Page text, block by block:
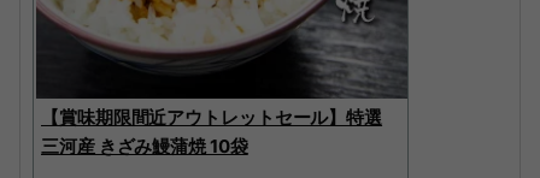
【賞味期限間近アウトレットセール】特選
三河産 きざみ鰻蒲焼 10袋